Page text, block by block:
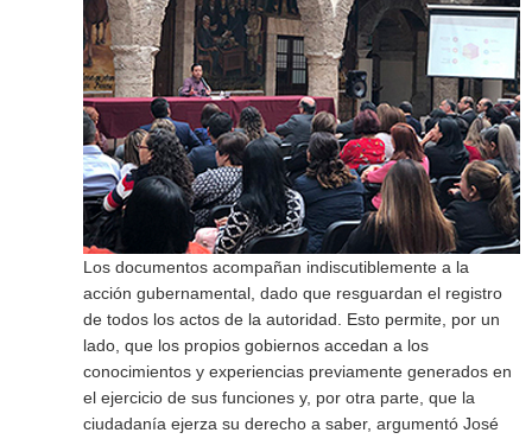
Los documentos acompañan indiscutiblemente a la
acción gubernamental, dado que resguardan el registro
de todos los actos de la autoridad. Esto permite, por un
lado, que los propios gobiernos accedan a los
conocimientos y experiencias previamente generados en
el ejercicio de sus funciones y, por otra parte, que la
ciudadanía ejerza su derecho a saber, argumentó José